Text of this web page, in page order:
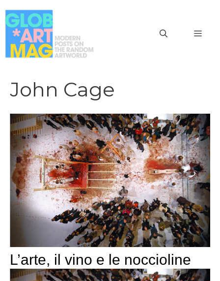
al
contenuto
John Cage
L’arte, il vino e le noccioline